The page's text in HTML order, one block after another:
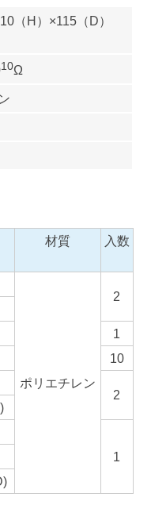
（H）×115（D）
10Ω
材質 入数
ポリエチレン
2
1
10
2
1